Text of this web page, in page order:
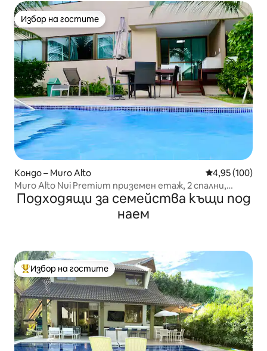
Избор на гостите
Избор на гостите
Кондо – Muro Alto Средна
4,95 (100)
Muro Alto Nui Premium приземен етаж, 2 спални,
басейн и плаж
Подходящи за семейства къщи под
наем
Най-популярен избор на гостите
Избор на гостите